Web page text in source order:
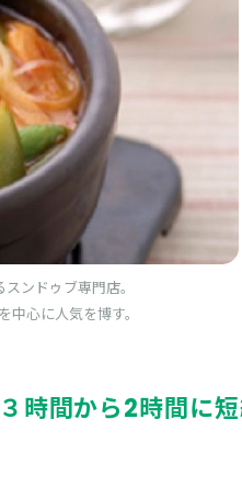
ンドゥブ専門店。
心に人気を博す。
時間から2時間に